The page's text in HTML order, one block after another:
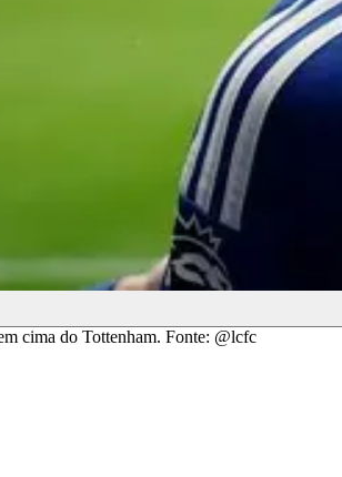
cima do Tottenham. Fonte: @lcfc